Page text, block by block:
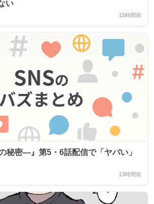
い
15時間前
秘密―』第5・6話配信で「ヤバい」
13時間前